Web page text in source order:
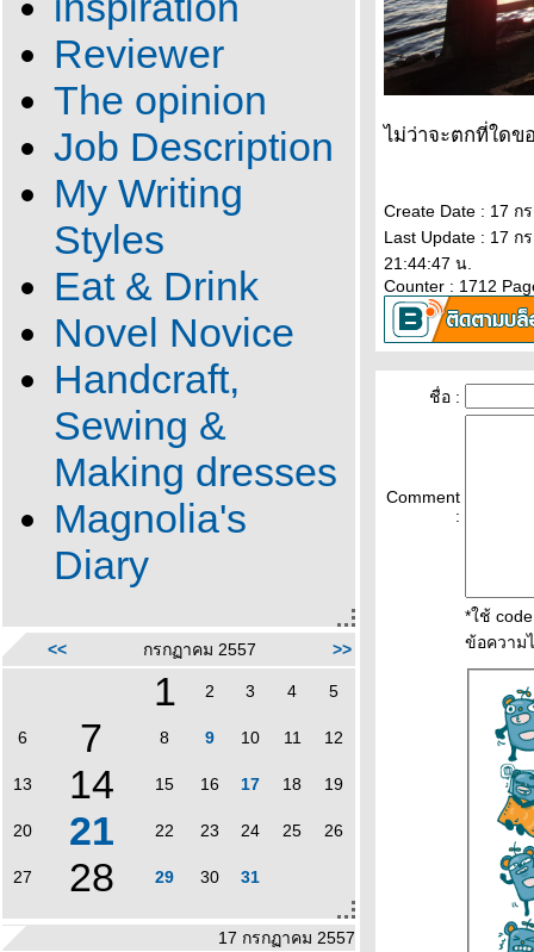
Reviewer
The opinion
Job Description
My Writing
Styles
Eat & Drink
Novel Novice
Handcraft,
Sewing &
Making dresses
Magnolia's
Diary
<< กรกฏาคม 2557 >>
1 2 3 4 5
6 7 8 9 10 11 12
13 14 15 16 17 18 19
20 21 22 23 24 25 26
27 28 29 30 31
17 กรกฏาคม 2557
ไม่ว่าจะตกที่ใดข
Create Date : 17 ก
Last Update : 17 ก
21:44:47 น.
Counter : 1712
ชื่อ :
Comment
:
*ใช้
ข้อความ